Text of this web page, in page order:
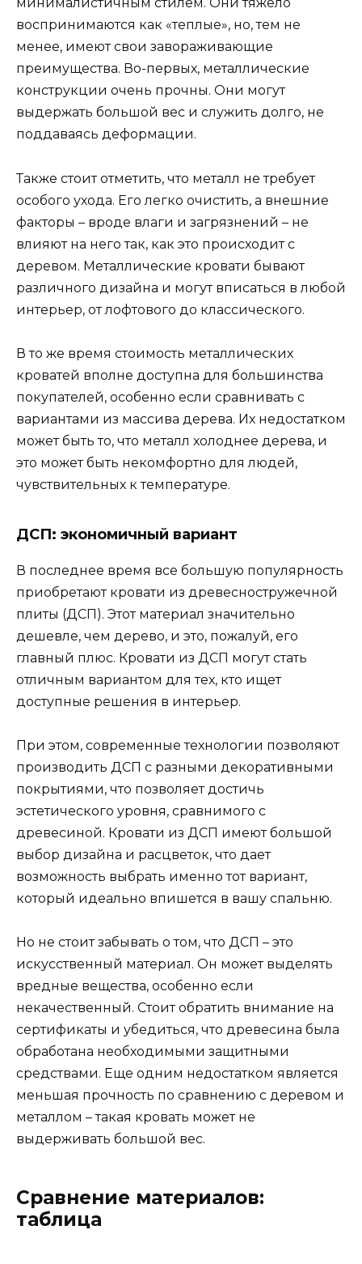
минималистичным стилем. Они тяжело
воспринимаются как «теплые», но, тем не
менее, имеют свои завораживающие
преимущества. Во-первых, металлические
конструкции очень прочны. Они могут
выдержать большой вес и служить долго, не
поддаваясь деформации.
Также стоит отметить, что металл не требует
особого ухода. Его легко очистить, а внешние
факторы – вроде влаги и загрязнений – не
влияют на него так, как это происходит с
деревом. Металлические кровати бывают
различного дизайна и могут вписаться в любой
интерьер, от лофтового до классического.
В то же время стоимость металлических
кроватей вполне доступна для большинства
покупателей, особенно если сравнивать с
вариантами из массива дерева. Их недостатком
может быть то, что металл холоднее дерева, и
это может быть некомфортно для людей,
чувствительных к температуре.
ДСП: экономичный вариант
В последнее время все большую популярность
приобретают кровати из древесностружечной
плиты (ДСП). Этот материал значительно
дешевле, чем дерево, и это, пожалуй, его
главный плюс. Кровати из ДСП могут стать
отличным вариантом для тех, кто ищет
доступные решения в интерьер.
При этом, современные технологии позволяют
производить ДСП с разными декоративными
покрытиями, что позволяет достичь
эстетического уровня, сравнимого с
древесиной. Кровати из ДСП имеют большой
выбор дизайна и расцветок, что дает
возможность выбрать именно тот вариант,
который идеально впишется в вашу спальню.
Но не стоит забывать о том, что ДСП – это
искусственный материал. Он может выделять
вредные вещества, особенно если
некачественный. Стоит обратить внимание на
сертификаты и убедиться, что древесина была
обработана необходимыми защитными
средствами. Еще одним недостатком является
меньшая прочность по сравнению с деревом и
металлом – такая кровать может не
выдерживать большой вес.
Сравнение материалов:
таблица